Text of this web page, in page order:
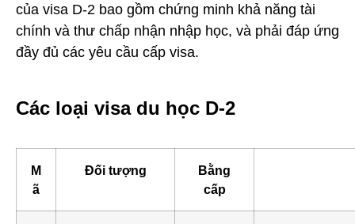
của visa D-2 bao gồm chứng minh khả năng tài
chính và thư chấp nhận nhập học, và phải đáp ứng
đầy đủ các yêu cầu cấp visa.
Các loại visa du học D-2
M
ã
Đối tượng
Bằng
cấp